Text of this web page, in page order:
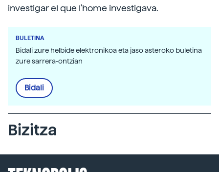
investigar el que l'home investigava.
BULETINA
Bidali zure helbide elektronikoa eta jaso asteroko buletina
zure sarrera-ontzian
Bidali
Bizitza